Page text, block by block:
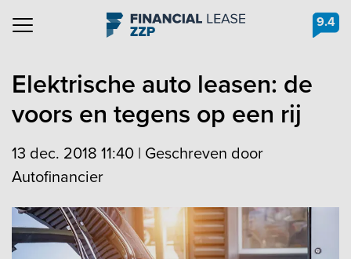
Navigation 9.4
Elektrische auto leasen: de
voors en tegens op een rij
13 dec. 2018 11:40 | Geschreven door
Autofinancier